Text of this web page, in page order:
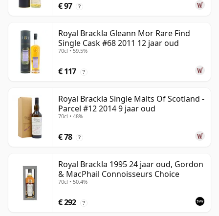
€ 97 ?
Royal Brackla Gleann Mor Rare Find
Single Cask #68 2011 12 jaar oud
70cl • 59.5%
€ 117 ?
Royal Brackla Single Malts Of Scotland -
Parcel #12 2014 9 jaar oud
70cl • 48%
€ 78 ?
Royal Brackla 1995 24 jaar oud, Gordon
& MacPhail Connoisseurs Choice
70cl • 50.4%
€ 292 ?